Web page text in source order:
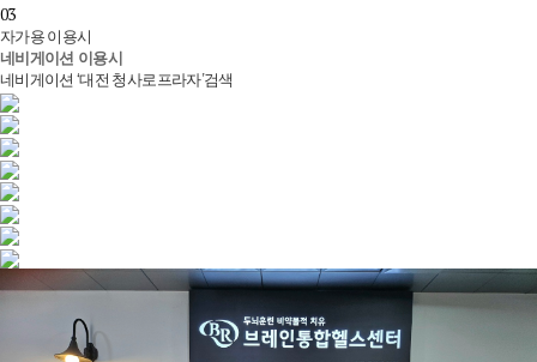
03
자가용 이용시
네비게이션 이용시
네비게이션 ‘대전 청사로프라자’검색